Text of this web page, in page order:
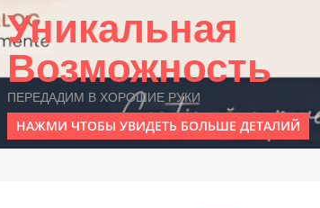
Уникальная
Возможность
ПЕРЕДАДИМ В ХОРОШИЕ РУКИ
НАЖМИ ЧТОБЫ УВИДЕТЬ БОЛЬШЕ ДЕТАЛИЙ